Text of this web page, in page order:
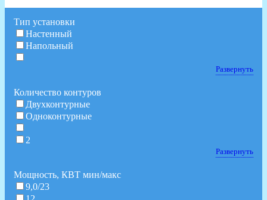
Тип установки
Настенный
Напольный
Развернуть
Количество контуров
Двухконтурные
Одноконтурные
2
Развернуть
Мощность, КВТ мин/макс
9,0/23